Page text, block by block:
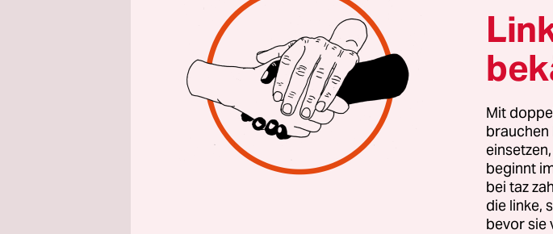
Reformgesetz mit Zusagen an die
er zurücktreten. Das berichtete der
Napolitano nach einem Gespräch
am Abend.
Nach einer Abstimmung über die
werde es Konsultationen mit den
Staatspräsident den Vorschlägen
in Italien "höchste
Mit
brauchen
beginnt
bei taz
die linke,
bevor sie